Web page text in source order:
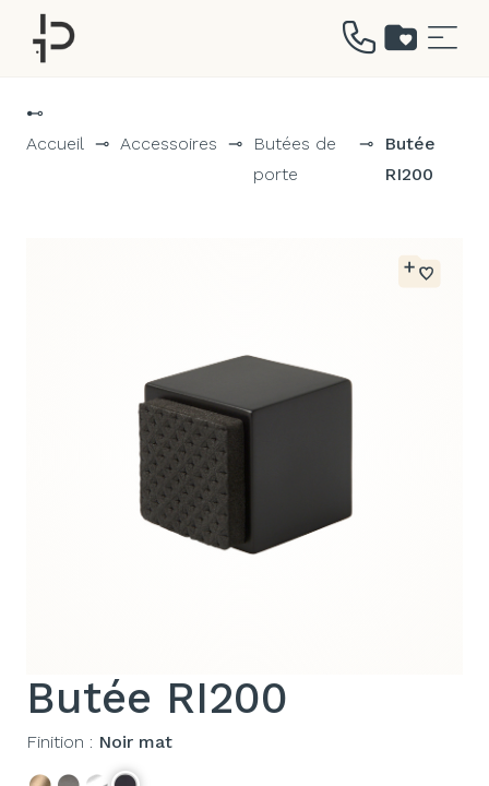
⊷
Accueil ⊸ Accessoires ⊸
Butées de
porte
⊸
Butée
RI200
Butée RI200
Finition : Noir mat